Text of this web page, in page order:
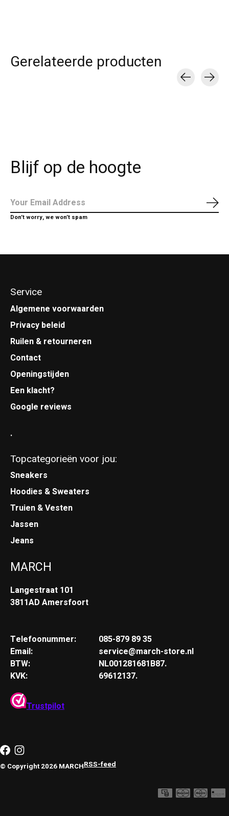
Gerelateerde producten
Blijf op de hoogte
Don’t worry, we won’t spam
Service
Algemene voorwaarden
Privacy beleid
Ruilen & retourneren
Contact
Openingstijden
Een klacht?
Google reviews
.
Topcategorieën voor jou:
Sneakers
Hoodies & Sweaters
Truien & Vesten
Jassen
Jeans
MARCH
Langestraat 101
3811AD Amersfoort
Telefoonummer:
Email:
BTW:
KVK:
085-879 89 35
service@march-store.nl
NL001281681B87.
69612137.
Trustpilot
© Copyright 2026 MARCHRSS-feed